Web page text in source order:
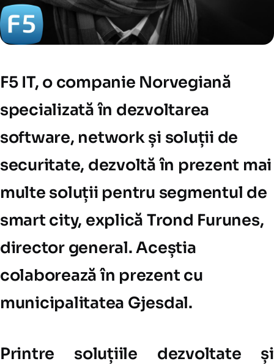
F5 IT, o companie Norvegiană
specializată în dezvoltarea
software, network și soluții de
securitate, dezvoltă în prezent mai
multe soluții pentru segmentul de
smart city, explică Trond Furunes,
director general. Aceștia
colaborează în prezent cu
municipalitatea Gjesdal.
Printre soluțiile dezvoltate și